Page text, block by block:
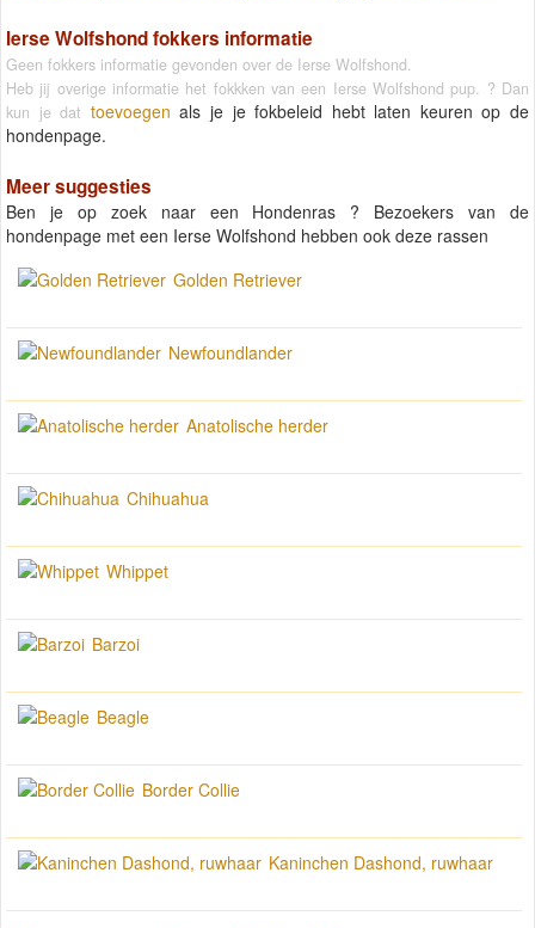
Ierse Wolfshond fokkers informatie
Geen fokkers informatie gevonden over de Ierse Wolfshond.
Heb jij overige informatie het fokkken van een Ierse Wolfshond pup. ? Dan
kun je dat toevoegen als je je fokbeleid hebt laten keuren op de
hondenpage.
Meer suggesties
Ben je op zoek naar een Hondenras ? Bezoekers van de
hondenpage met een Ierse Wolfshond hebben ook deze rassen
Golden Retriever
Newfoundlander
Anatolische herder
Chihuahua
Whippet
Barzoi
Beagle
Border Collie
Kaninchen Dashond, ruwhaar